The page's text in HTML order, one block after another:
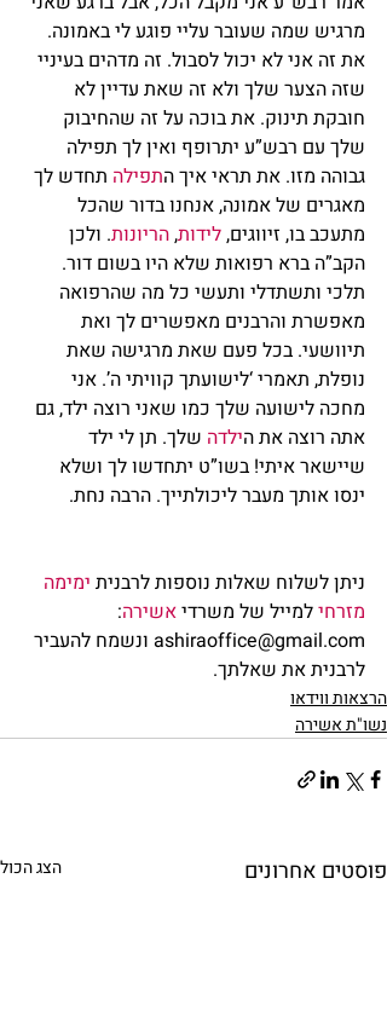
מרגיש שמה שעובר עליי פוגע לי באמונה.
את זה אני לא יכול לסבול. זה מדהים בעיניי
שזה הצער שלך ולא זה שאת עדיין לא
חובקת תינוק. את בוכה על זה שהחיבוק
שלך עם רבש”ע יתרופף ואין לך תפילה
גבוהה מזו. את תראי איך התפילה תחדש לך
מאגרים של אמונה, אנחנו בדור שהכל
מתעכב בו, זיווגים, לידות, הריונות. ולכן
הקב”ה ברא רפואות שלא היו בשום דור.
תלכי ותשתדלי ותעשי כל מה שהרפואה
מאפשרת והרבנים מאפשרים לך ואת
תיוושעי. בכל פעם שאת מרגישה שאת
נופלת, תאמרי ‘לישועתך קוויתי ה’. אני
מחכה לישועה שלך כמו שאני רוצה ילד, גם
אתה רוצה את הילדה שלך. תן לי ילד
שיישאר איתי! בשו”ט יתחדשו לך ושלא
ינסו אותך מעבר ליכולתייך. הרבה נחת.
ניתן לשלוח שאלות נוספות לרבנית ימימה
מזרחי למייל של משרדי אשירה:
ashiraoffice@gmail.com ונשמח להעביר
לרבנית את שאלתך.
הרצאות ווידאו
נשו"ת אשירה
פוסטים אחרונים הצג הכול